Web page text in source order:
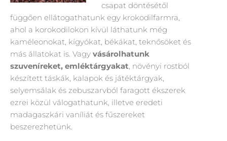
csapat döntésétől
függően ellátogathatunk egy krokodilfarmra,
ahol a korokodilokon kívül láthatunk még
kaméleonokat, kígyókat, békákat, teknősöket és
más állatokat is. Vagy vásárolhatunk
szuveníreket, emléktárgyakat, növényi rostból
készített táskák, kalapok és játéktárgyak,
selyemsálak és zebuszarvból faragott ékszerek
ezrei közül válogathatunk, illetve eredeti
madagaszkári vaníliát és fűszereket
beszerezhetünk.